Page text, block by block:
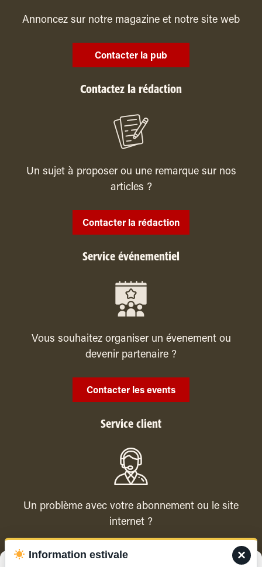
Annoncez sur notre magazine et notre site web
Contacter la pub
Contactez la rédaction
Un sujet à proposer ou une remarque sur nos
articles ?
Contacter la rédaction
Service événementiel
Vous souhaitez organiser un évenement ou
devenir partenaire ?
Contacter les events
Service client
Un problème avec votre abonnement ou le site
internet ?
Contacter le service client ×
Information estivale